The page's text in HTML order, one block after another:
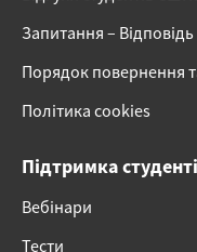
Запитання – Відповідь
Порядок повернення
Політика cookies
Підтримка
Вебінари
Тести